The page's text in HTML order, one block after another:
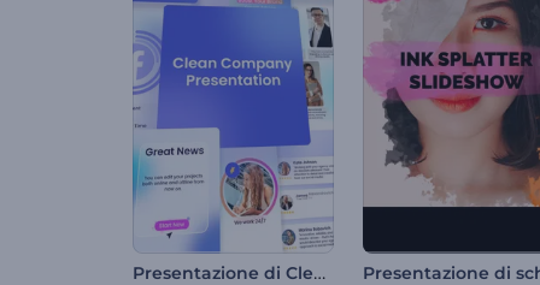
Presentazione di Clean Company